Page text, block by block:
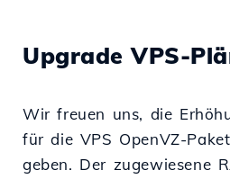
Upgrade VPS-
Wir freuen uns, die
für die VPS OpenVZ-
geben. Der zugewiesene